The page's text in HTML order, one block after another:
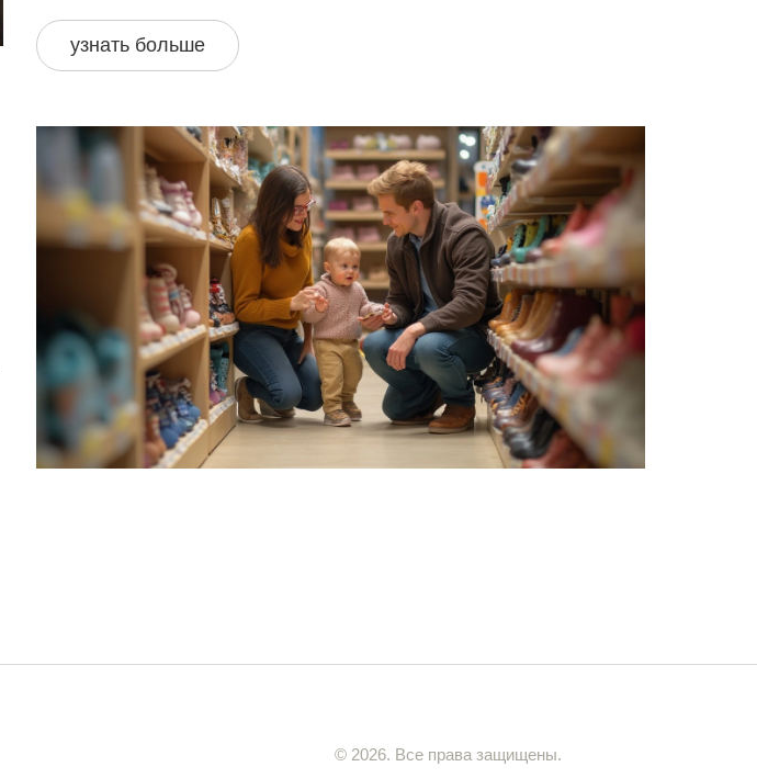
Практические рекомендации помогут выбрать правильную обувь,
чтобы ножки остались здоровыми.
узнать больше
© 2026. Все права защищены.